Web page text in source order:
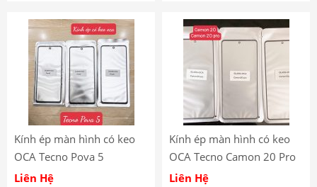
Tecno Spark Go 2023 Front
Glass With OCA
Kính ép màn hình có keo
OCA Tecno Pova 5
Liên Hệ
Kính ép màn hình có keo
OCA Tecno Camon 20 Pro
Liên Hệ